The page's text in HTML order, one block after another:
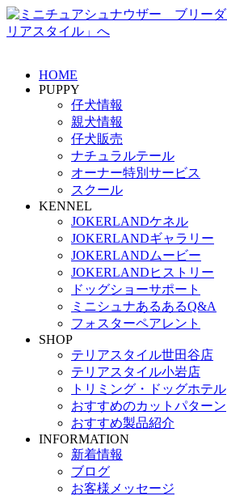
HOME
PUPPY
仔犬情報
親犬情報
仔犬販売
ナチュラルテール
オーナー特別サービス
スクール
KENNEL
JOKERLANDケネル
JOKERLANDギャラリー
JOKERLANDムービー
JOKERLANDヒストリー
ドッグショーサポート
ミニシュナあるあるQ&A
フォスターペアレント
SHOP
テリアスタイル世田谷店
テリアスタイル小岩店
トリミング・ドッグホテル
おすすめのカットパターン
おすすめ製品紹介
INFORMATION
新着情報
ブログ
お客様メッセージ